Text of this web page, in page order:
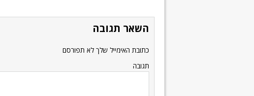
השאר תגובה
כתובת האימייל שלך לא תפורסם
תגובה